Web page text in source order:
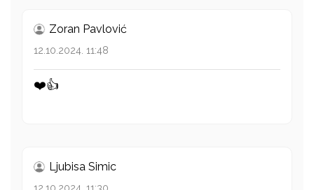
Zoran Pavlović
12.10.2024. 11:48
❤️👍
Ljubisa Simic